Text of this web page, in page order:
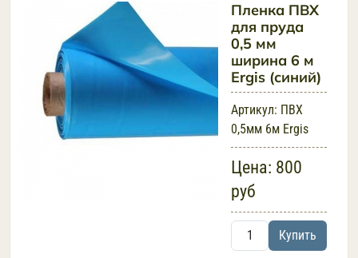
Пленка ПВХ
для пруда
0,5 мм
ширина 6 м
Ergis (синий)
Артикул: ПВХ
0,5мм 6м Ergis
Цена: 800
руб
Купить